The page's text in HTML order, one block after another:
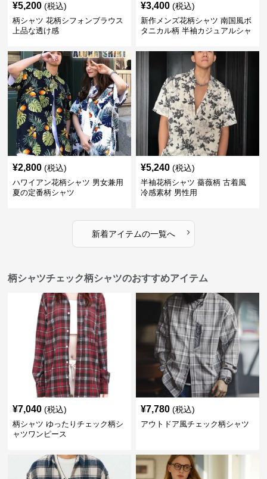
¥5,200 (税込)
柄シャツ 花柄シフォンブラウス
上品な透け感
¥3,400 (税込)
新作メンズ花柄シャツ 南国風ボ
タニカル柄 半袖カジュアルシャ
¥2,800 (税込)
ハワイアン花柄シャツ 男女兼用
夏の定番柄シャツ
¥5,240 (税込)
半袖花柄シャツ 薔薇柄 古着風
冷感素材 男性用
新着アイテムの一覧へ ›
柄シャツチェック柄シャツのおすすめアイテム
¥7,040 (税込)
柄シャツ ゆったりチェック柄シ
ャツワンピース
¥7,780 (税込)
アウトドア風チェック柄シャツ